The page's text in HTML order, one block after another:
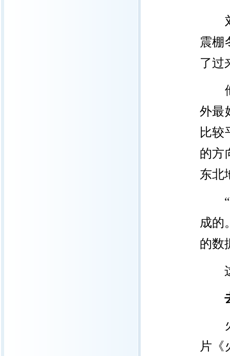
刘
震棚
了过
他
外最
比较
的方
东北
“这
成的
的数
这
火
片《